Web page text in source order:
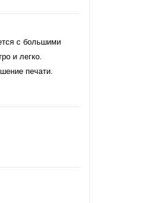
с большими
и легко.
печати.